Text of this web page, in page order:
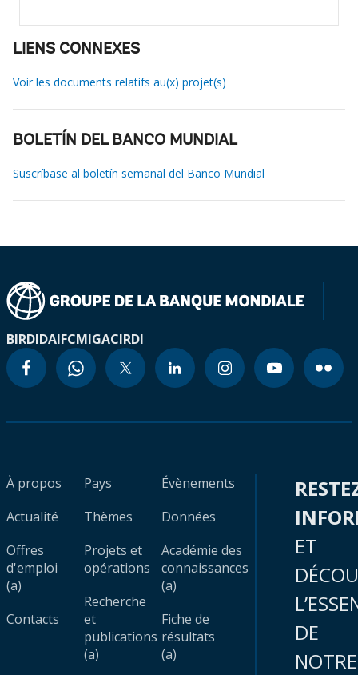
LIENS CONNEXES
Voir les documents relatifs au(x) projet(s)
BOLETÍN DEL BANCO MUNDIAL
Suscríbase al boletín semanal del Banco Mundial
BIRDIDAIFCMIGACIRDI
À propos
Actualité
Offres
d'emploi
(a)
Contacts
Pays
Thèmes
Projets et
opérations
Recherche
et
publications
(a)
Évènements
Données
Académie des
connaissances
(a)
Fiche de
résultats
(a)
ET
DE
NOTRE